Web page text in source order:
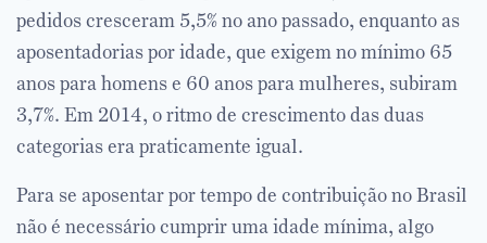
pedidos cresceram 5,5% no ano passado, enquanto as
aposentadorias por idade, que exigem no mínimo 65
anos para homens e 60 anos para mulheres, subiram
3,7%. Em 2014, o ritmo de crescimento das duas
categorias era praticamente igual.
Para se aposentar por tempo de contribuição no Brasil
não é necessário cumprir uma idade mínima, algo